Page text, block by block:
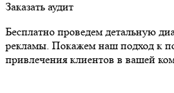
Заказать аудит
Бесплатно проведем детальную
рекламы. Покажем наш подход к
привлечения клиентов в вашей